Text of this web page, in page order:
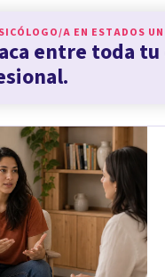
A EN ESTADOS
entre toda